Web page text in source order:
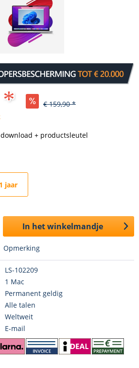
* € 159,90 *
+ productsleutel
1 jaar
In het winkelmandje
Opmerking
LS-102209
1 Mac
Permanent geldig
Alle talen
Weltweit
E-mail